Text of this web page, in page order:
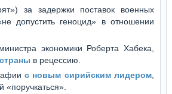
за задержки поставок военных
допустить геноцид» в отношении
экономики Роберта Хабека,
в рецессию.
с новым сирийским лидером
«поручкаться».